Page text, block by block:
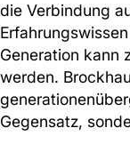
die Verbindung
Generation kann
werden.
Gegensatz,